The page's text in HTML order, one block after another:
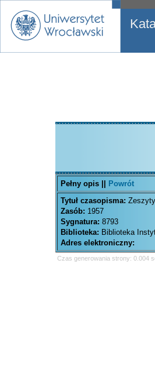
Pełny opis ||
Powrót
Tytuł czasopisma:
Zasób: 1957
Sygnatura: 8793
Biblioteka: Biblioteka
Adres elektroniczny:
Czas generowania strony: 0.004